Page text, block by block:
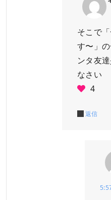
そこで
す〜」
ンタ友
なさい
4
返信